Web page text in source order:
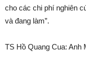
cho các chi phí nghiên
và đang làm”.
TS Hồ Quang Cua: Anh